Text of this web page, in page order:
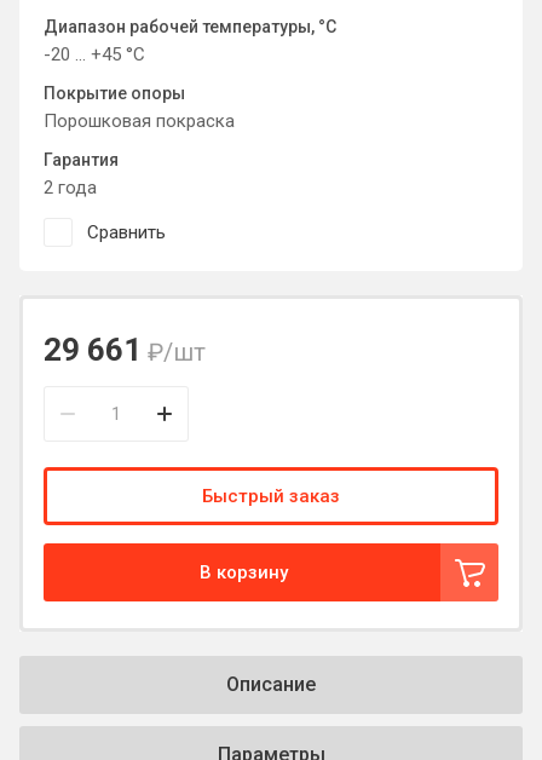
Диапазон рабочей температуры, °C
-20 ... +45 °C
Покрытие опоры
Порошковая покраска
Гарантия
2 года
Сравнить
29 661 ₽/шт
В корзину
Быстрый заказ
Описание
Параметры